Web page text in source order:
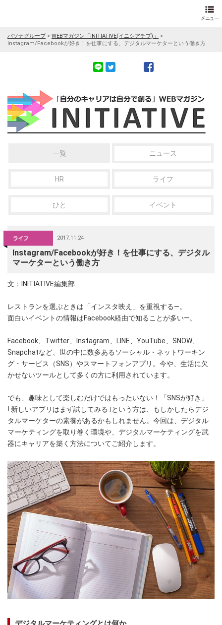
パソナグループ> WEBマガジン「INITIATIVE(イニシアチブ)」
>
Instagram/Facebookが好き！を仕事にする、デジタルマーケターという働き方
一覧 ニュース
HR ライフ
ひと イベント
2017.11.24
Instagram/Facebookが好き！を仕事にする、デジタル
マーケターという働き方
文：INITIATIVE編集部
レストランを選ぶときは「インスタ映え」を重視する―。
面白いイベントの情報はFacebook経由で知ることが多い―。
Facebook、Twitter、Instagram、LINE、YouTube、SNOW、
Snapchatなど、世の中に数多あるソーシャル・ネットワーキン
グ・サービス（SNS）やスマートフォンアプリ。今や、生活に欠
かせないツールとして多くの方に利用されています。
でも、趣味として楽しむだけではもったいない！「SNSが好き」
｢新しいアプリはまず試してみる｣という方は、もしかしたらデジ
タルマーケターの素養があるかもしれません。今回は、デジタル
マーケティングを取り巻く環境や、デジタルマーケティングを武
器にキャリアを築く方法についてご紹介します。